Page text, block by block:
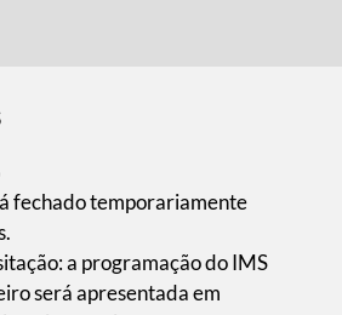
fechado temporariamente
a programação do IMS
será apresentada em